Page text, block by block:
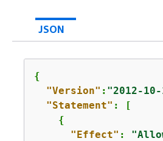
JSON
{
"Version" : "2012-
"Statement" : [
{
"Effect" :